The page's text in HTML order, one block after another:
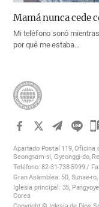
Mamá nunca cede
Mi teléfono sonó
por qué me estaba…
Apartado Postal 119, Oficina
Seongnam-si, Gyeonggi-do,
Teléfono: 82-31-738-5999 /
Gran Asamblea: 50, Sunae-
Iglesia principal: 35,
Corea